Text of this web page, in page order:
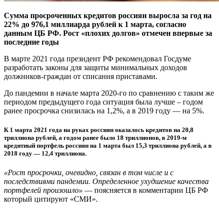
Сумма просроченных кредитов россиян выросла за год на
22% до 976,1 миллиарда рублей к 1 марта, согласно
данным ЦБ РФ. Рост «плохих долгов» отмечен впервые за
последние годы
В марте 2021 года президент РФ рекомендовал Госдуме
разработать законы для защиты минимальных доходов
должников-граждан от списания приставами.
До пандемии в начале марта 2020-го по сравнению с таким же
периодом предыдущего года ситуация была лучше – годом
ранее просрочка снизилась на 1,2%, а в 2019 году — на 5%.
К 1 марта 2021 года на руках россиян оказалось кредитов на 20,8
триллиона рублей, а годом ранее было 18 триллионов, в 2019-м
кредитный портфель россиян на 1 марта был 15,3 триллиона рублей, а в
2018 году — 12,4 триллиона.
«Рост просрочки, очевидно, связан в том числе и с
последствиями пандемии. Определенное ухудшение качества
портфелей произошло» — поясняется в комментарии ЦБ РФ
который цитируют «СМИ».